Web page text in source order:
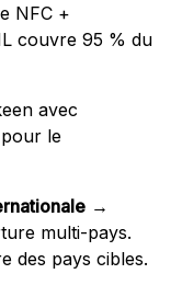
NFC +
couvre 95 % du
avec
le
→
multi-pays.
des pays cibles.